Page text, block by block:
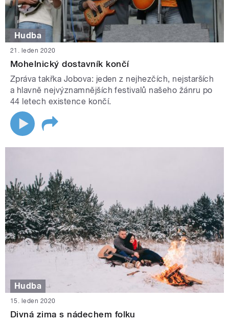
Hudba
21. leden 2020
Mohelnický dostavník končí
Zpráva takřka Jobova: jeden z nejhezčích, nejstarších
a hlavně nejvýznamnějších festivalů našeho žánru po
44 letech existence končí.
Hudba
15. leden 2020
Divná zima s nádechem folku